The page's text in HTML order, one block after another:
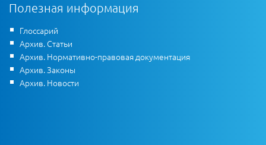
Полезная информация
Глоссарий
Архив. Статьи
Архив. Нормативно-правовая документация
Архив. Законы
Архив. Новости